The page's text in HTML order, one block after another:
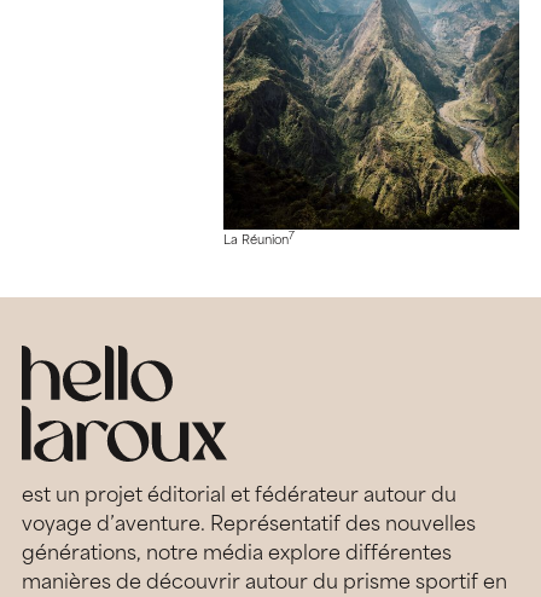
La Réunion7
est un projet éditorial et fédérateur autour du
voyage d’aventure. Représentatif des nouvelles
générations, notre média explore différentes
manières de découvrir autour du prisme sportif en